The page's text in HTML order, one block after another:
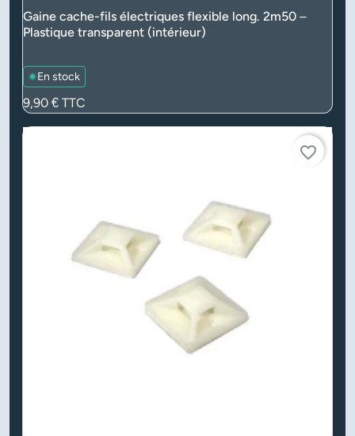
Gaine cache-fils électriques flexible long. 2m50 –
Plastique transparent (intérieur)
En stock
Prix
9,90 € TTC
favorite_border